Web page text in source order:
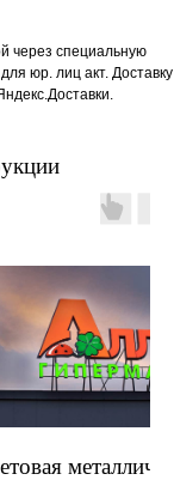
через специальную
юр. лиц акт. Доставку